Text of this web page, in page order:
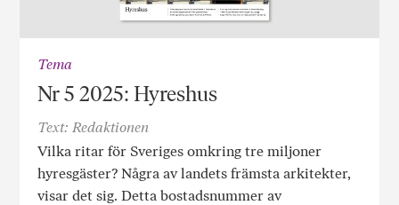
Tema
Nr 5 2025: Hyreshus
Text: Redaktionen
Vilka ritar för Sveriges omkring tre miljoner
hyresgäster? Några av landets främsta arkitekter,
visar det sig. Detta bostadsnummer av